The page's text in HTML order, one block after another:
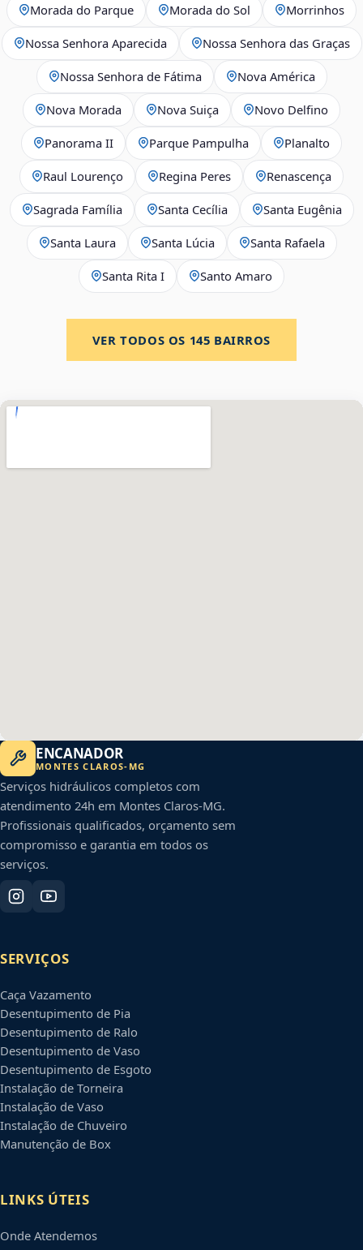
Morada do Parque Morada do Sol Morrinhos
Nossa Senhora Aparecida Nossa Senhora das Graças
Nossa Senhora de Fátima Nova América
Nova Morada Nova Suiça Novo Delfino
Panorama II Parque Pampulha Planalto
Raul Lourenço Regina Peres Renascença
Sagrada Família Santa Cecília Santa Eugênia
Santa Laura Santa Lúcia Santa Rafaela
Santa Rita I Santo Amaro
VER TODOS OS 145 BAIRROS
ENCANADOR
MONTES CLAROS- MG
Serviços hidráulicos completos com
atendimento 24h em Montes Claros-MG.
Profissionais qualificados, orçamento sem
compromisso e garantia em todos os
serviços.
SERVIÇOS
Caça Vazamento
Desentupimento de Pia
Desentupimento de Ralo
Desentupimento de Vaso
Desentupimento de Esgoto
Instalação de Torneira
Instalação de Vaso
Instalação de Chuveiro
Manutenção de Box
LINKS ÚTEIS
Onde Atendemos